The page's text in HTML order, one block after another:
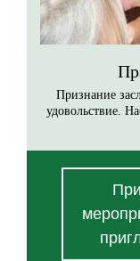
Признание
удовольствие.